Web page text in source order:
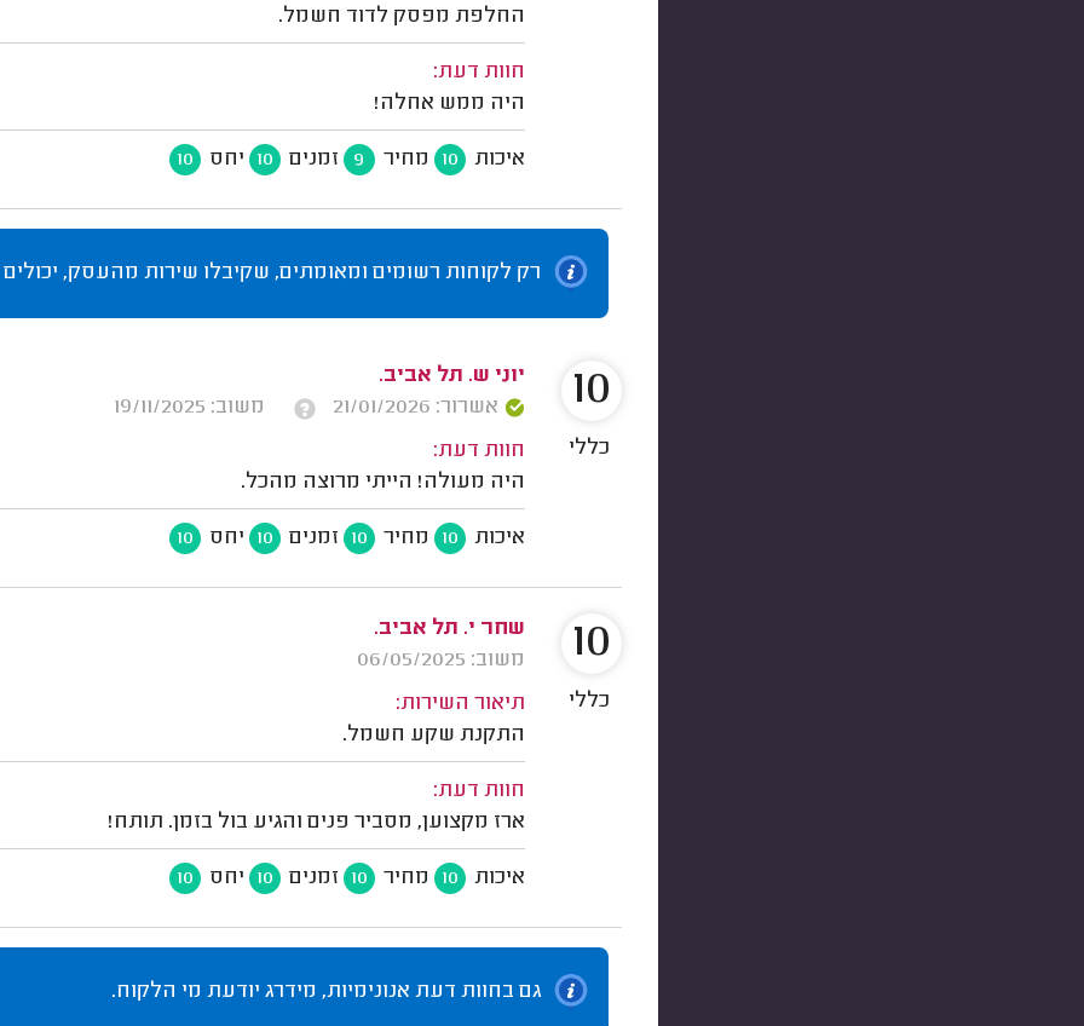
החלפת מפסק לדוד חשמל.
חוות דעת:
היה ממש אחלה!
איכות 10 מחיר 9 זמנים 10 יחס 10
רק לקוחות רשומים ומאומתים, שקיבלו שירות מהעסק,
יוני ש. תל אביב.
אשרור: 21/01/2026
משוב: 19/11/2025
חוות דעת:
היה מעולה! הייתי מרוצה מהכל.
איכות 10 מחיר 10 זמנים 10 יחס 10
10
כללי
שחר י. תל אביב.
משוב: 06/05/2025
תיאור השירות:
התקנת שקע חשמל.
חוות דעת:
ארז מקצוען, מסביר פנים והגיע בול בזמן. תותח!
איכות 10 מחיר 10 זמנים 10 יחס 10
10
כללי
גם בחוות דעת אנונימיות, מידרג יודעת מי הלקוח.